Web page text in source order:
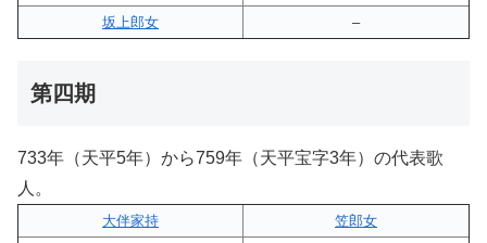
坂上郎女
–
第四期
733年（天平5年）から759年（天平宝字3年）の代表歌
人。
大伴家持
笠郎女